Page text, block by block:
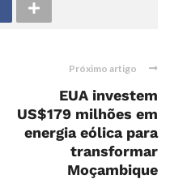
Próximo artigo
EUA investem
US$179 milhões em
energia eólica para
transformar
Moçambique